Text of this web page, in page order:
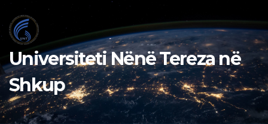
to
content
Universiteti Nënë Tereza në
Shkup